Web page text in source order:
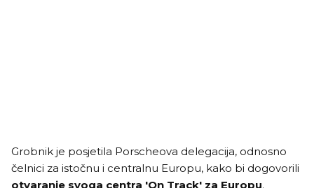
Grobnik je posjetila Porscheova delegacija, odnosno
čelnici za istočnu i centralnu Europu, kako bi dogovorili
otvaranje svoga centra 'On Track' za Europu.